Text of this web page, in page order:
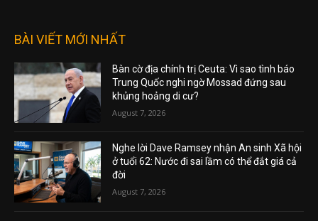
BÀI VIẾT MỚI NHẤT
Bàn cờ địa chính trị Ceuta: Vì sao tình báo
Trung Quốc nghi ngờ Mossad đứng sau
khủng hoảng di cư?
August 7, 2026
Nghe lời Dave Ramsey nhận An sinh Xã hội
ở tuổi 62: Nước đi sai lầm có thể đắt giá cả
đời
August 7, 2026